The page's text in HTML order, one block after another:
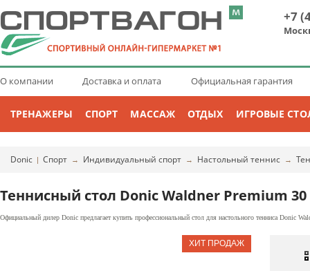
+7
О компании Доставка и оплата Официальная гарантия
ТРЕНАЖЕРЫ СПОРТ МАССАЖ ОТДЫХ ИГРОВЫЕ
Donic | Спорт → Индивидуальный спорт → Настольный теннис →
Теннисный стол Donic Waldner Premium
Официальный дилер Donic предлагает купить профессиональный стол для настольного тенниса Donic